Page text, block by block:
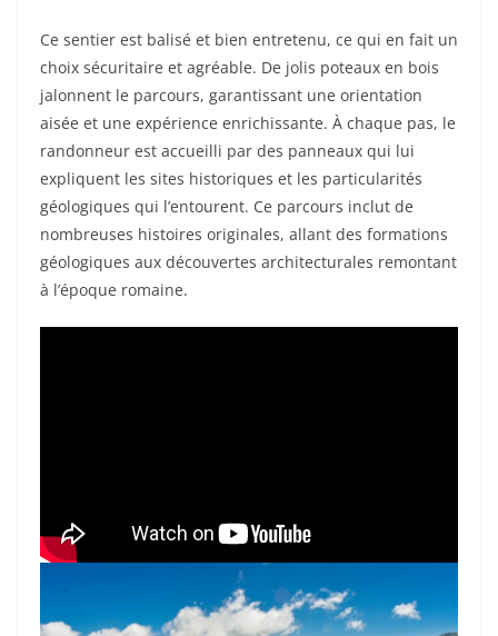
Ce sentier est balisé et bien entretenu, ce qui en fait un
choix sécuritaire et agréable. De jolis poteaux en bois
jalonnent le parcours, garantissant une orientation
aisée et une expérience enrichissante. À chaque pas, le
randonneur est accueilli par des panneaux qui lui
expliquent les sites historiques et les particularités
géologiques qui l’entourent. Ce parcours inclut de
nombreuses histoires originales, allant des formations
géologiques aux découvertes architecturales remontant
à l’époque romaine.